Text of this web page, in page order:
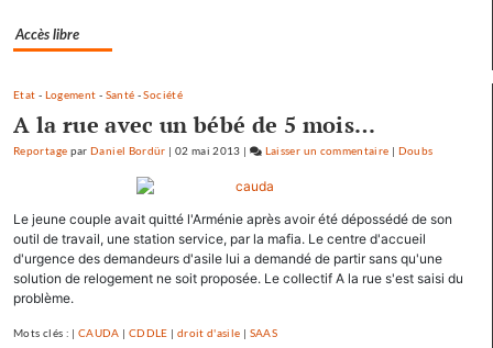
Accès libre
Etat - Logement - Santé -Société
A la rue avec un bébé de 5 mois…
Reportage parDaniel Bordür | 02 mai 2013 | Laisser un commentaire on
se
ressource
à
| Doubs
Le jeune couple avait quitté l'Arménie après avoir été dépossédé de son
outil de travail, une station service, par la mafia. Le centre d'accueil
d'urgence des demandeurs d'asile lui a demandé de partir sans qu'une
solution de relogement ne soit proposée. Le collectif A la rue s'est saisi du
problème.
Mots clés : |CAUDA | CDDLE | droit d'asile | SAAS